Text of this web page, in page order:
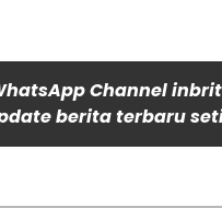
Channel
berita terbaru